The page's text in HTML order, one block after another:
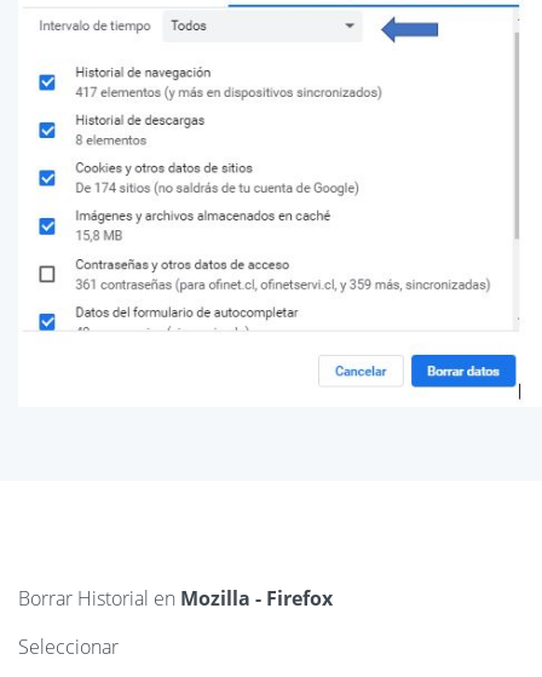
Borrar Historial en Mozilla - Firefox
Seleccionar